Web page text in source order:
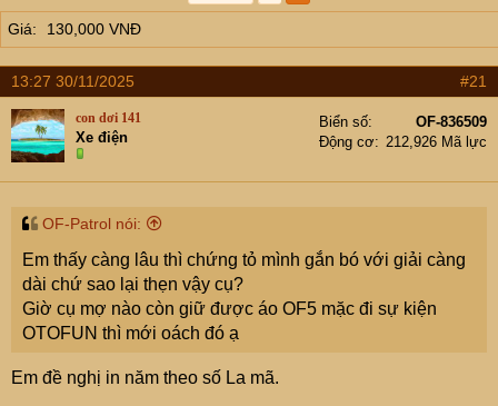
s
t
a
t
e
r
i
Giá 130,000 VNĐ
13:27 30/11/2025 #21
con dơi 141
Xe điện
Biển số
OF-836509
Động cơ
212,926 Mã lực
OF-Patrol nói:
Em thấy càng lâu thì chứng tỏ mình gắn bó với giải càng
dài chứ sao lại thẹn vậy cụ?
Giờ cụ mợ nào còn giữ được áo OF5 mặc đi sự kiện
OTOFUN thì mới oách đó ạ
Em đề nghị in năm theo số La mã.